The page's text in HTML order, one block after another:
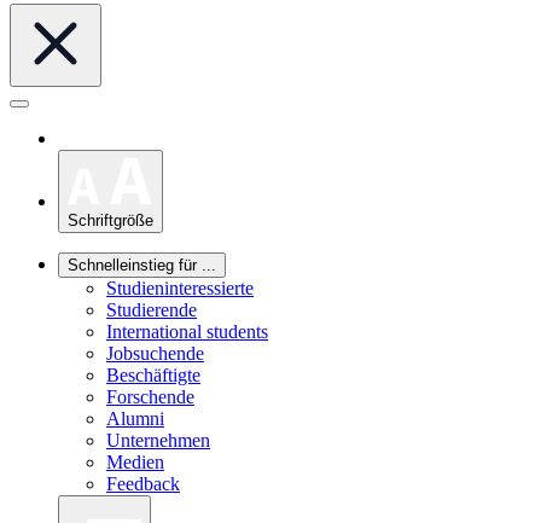
Schriftgröße
Schnelleinstieg für ...
Studieninteressierte
Studierende
International students
Jobsuchende
Beschäftigte
Forschende
Alumni
Unternehmen
Medien
Feedback